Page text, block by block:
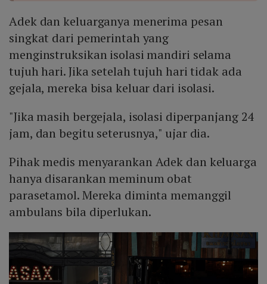
Adek dan keluarganya menerima pesan
singkat dari pemerintah yang
menginstruksikan isolasi mandiri selama
tujuh hari. Jika setelah tujuh hari tidak ada
gejala, mereka bisa keluar dari isolasi.
"Jika masih bergejala, isolasi diperpanjang 24
jam, dan begitu seterusnya," ujar dia.
Pihak medis menyarankan Adek dan keluarga
hanya disarankan meminum obat
parasetamol. Mereka diminta memanggil
ambulans bila diperlukan.